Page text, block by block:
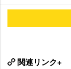
関連リンク+